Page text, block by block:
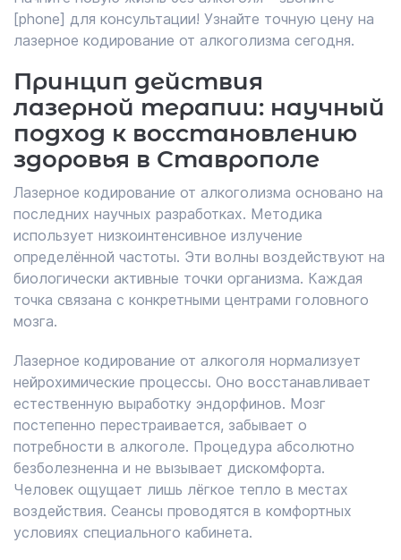
[phone] для консультации! Узнайте точную цену на
лазерное кодирование от алкоголизма сегодня.
Принцип действия
лазерной терапии: научный
подход к восстановлению
здоровья в Ставрополе
Лазерное кодирование от алкоголизма основано на
последних научных разработках. Методика
использует низкоинтенсивное излучение
определённой частоты. Эти волны воздействуют на
биологически активные точки организма. Каждая
точка связана с конкретными центрами головного
мозга.
Лазерное кодирование от алкоголя нормализует
нейрохимические процессы. Оно восстанавливает
естественную выработку эндорфинов. Мозг
постепенно перестраивается, забывает о
потребности в алкоголе. Процедура абсолютно
безболезненна и не вызывает дискомфорта.
Человек ощущает лишь лёгкое тепло в местах
воздействия. Сеансы проводятся в комфортных
условиях специального кабинета.